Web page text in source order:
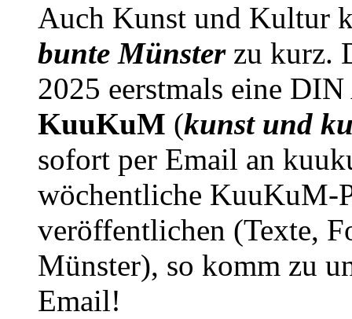
Auch Kunst und Kultur
bunte Münsterzu kurz.
2025 eerstmals eine
KuuKuM (kunst und
sofort per Email an
wöchentliche KuuKuM-
veröffentlichen (Texte,
Münster), so komm zu
Email!